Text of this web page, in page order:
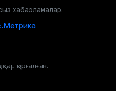
хабарламалар.
қорғалған.